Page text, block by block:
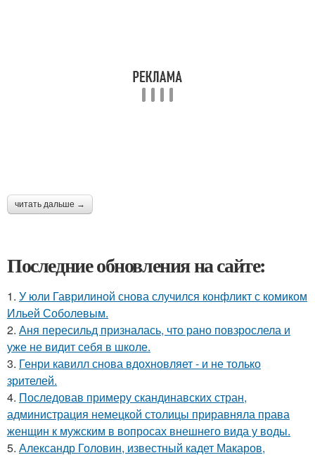
читать дальше →
Последние обновления на сайте:
1. У юли Гаврилиной снова случился конфликт с комиком
Ильей Соболевым.
2. Аня пересильд призналась, что рано повзрослела и
уже не видит себя в школе.
3. Генри кавилл снова вдохновляет - и не только
зрителей.
4. Последовав примеру скандинавских стран,
администрация немецкой столицы приравняла права
женщин к мужским в вопросах внешнего вида у воды.
5. Александр Головин, известный кадет Макаров,